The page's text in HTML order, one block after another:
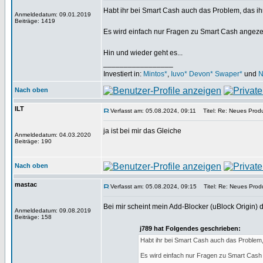
Anmeldedatum: 09.01.2019
Beiträge: 1419
Habt ihr bei Smart Cash auch das Problem, das
Es wird einfach nur Fragen zu Smart Cash
Hin und wieder geht es...
Investiert in: Mintos*, Iuvo* Devon* Swaper* und
Nach oben
ILT
Anmeldedatum: 04.03.2020
Beiträge: 190
Verfasst am: 05.08.2024, 09:11 Titel: Re: Neues
ja ist bei mir das Gleiche
Nach oben
mastac
Anmeldedatum: 09.08.2019
Beiträge: 158
Verfasst am: 05.08.2024, 09:15 Titel: Re: Neues
Bei mir scheint mein Add-Blocker (uBlock
j789 hat Folgendes geschrieben:
Habt ihr bei Smart Cash auch das
Es wird einfach nur Fragen zu Smart